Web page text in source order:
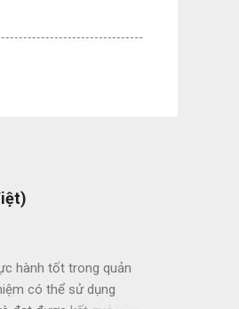
hành tốt trong quản
có thể sử dụng